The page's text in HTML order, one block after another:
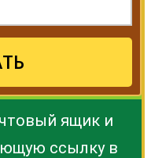
ящик и
ссылку в